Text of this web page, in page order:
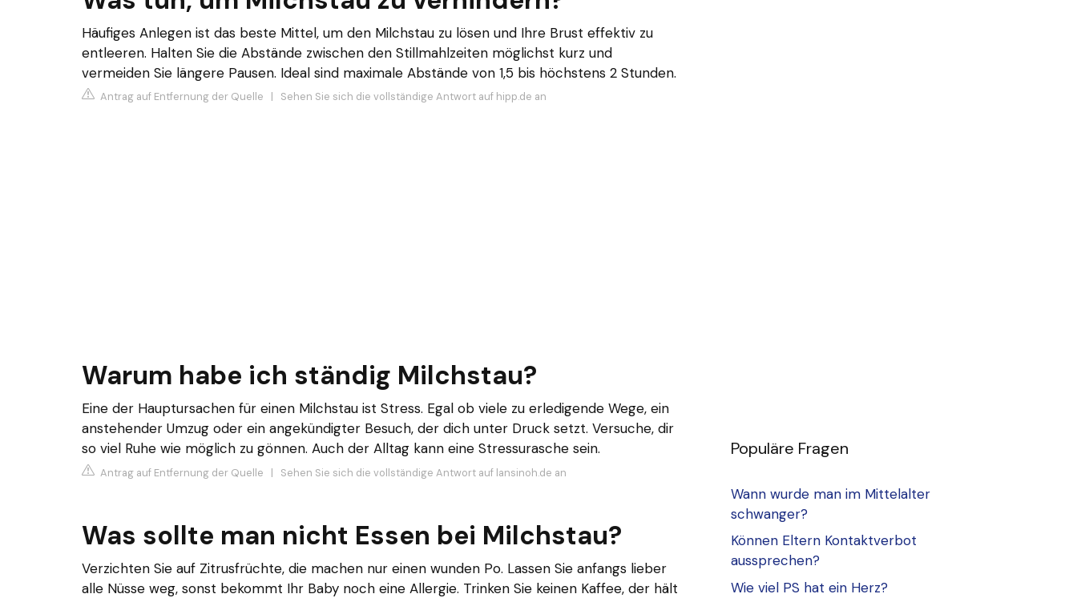
Häufiges Anlegen ist das beste Mittel, um den Milchstau zu lösen und Ihre Brust effektiv zu
entleeren. Halten Sie die Abstände zwischen den Stillmahlzeiten möglichst kurz und
vermeiden Sie längere Pausen. Ideal sind maximale Abstände von 1,5 bis höchstens 2 Stunden.
Antrag auf Entfernung der Quelle | Sehen Sie sich die vollständige Antwort auf hipp.de an
Warum habe ich ständig Milchstau?
Eine der Hauptursachen für einen Milchstau ist Stress. Egal ob viele zu erledigende Wege, ein
anstehender Umzug oder ein angekündigter Besuch, der dich unter Druck setzt. Versuche, dir
so viel Ruhe wie möglich zu gönnen. Auch der Alltag kann eine Stressurasche sein.
Antrag auf Entfernung der Quelle | Sehen Sie sich die vollständige Antwort auf lansinoh.de an
Was sollte man nicht Essen bei Milchstau?
Verzichten Sie auf Zitrusfrüchte, die machen nur einen wunden Po. Lassen Sie anfangs lieber
alle Nüsse weg, sonst bekommt Ihr Baby noch eine Allergie. Trinken Sie keinen Kaffee, der hält
Populäre Fragen
Wann wurde man im Mittelalter
schwanger?
Können Eltern Kontaktverbot
aussprechen?
Wie viel PS hat ein Herz?